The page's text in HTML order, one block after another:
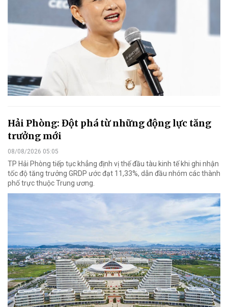
Hải Phòng: Đột phá từ những động lực tăng
trưởng mới
08/08/2026 05:05
TP Hải Phòng tiếp tục khẳng định vị thế đầu tàu kinh tế khi ghi nhận
tốc độ tăng trưởng GRDP ước đạt 11,33%, dẫn đầu nhóm các thành
phố trực thuộc Trung ương.